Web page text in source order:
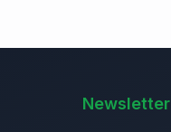
Newsletter